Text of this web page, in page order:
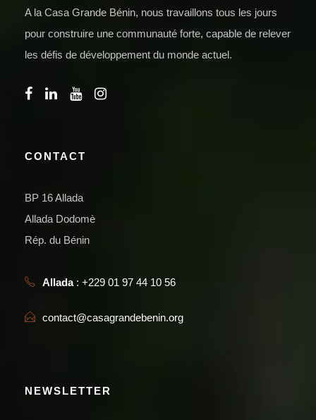
A la Casa Grande Bénin, nous travaillons tous les jours
pour construire une communauté forte, capable de relever
les défis de développement du monde actuel.
CONTACT
BP 16 Allada
Allada Dodomè
Rép. du Bénin
Allada: +229 01 97 44 10 56
contact@casagrandebenin.org
NEWSLETTER